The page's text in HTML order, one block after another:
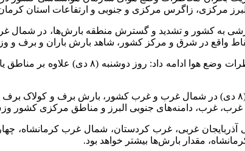
مرکزی، زاگرس مرکزی و جنوبی و ارتفاعات استان
۷ دی‌) با ورود سامانه بارشی به کشور و تشدید و گسترش منطقه
واقع در شرق و مرکز کشور، شاهد بارش باران و برف و
رئیس مرکز ملی پیش‌بینی و مدیریت
غرب، دامنه‌های جنوبی البرز و مناطق مرکزی کشور
۷ دی) در نیمه جنوبی آذربایجان غربی، غرب کردستان، شمال
مقدار بارش‌ها بیشتر خواهد بود.